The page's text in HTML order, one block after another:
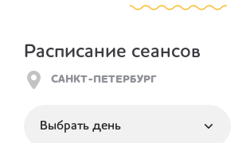
Расписание сеансов